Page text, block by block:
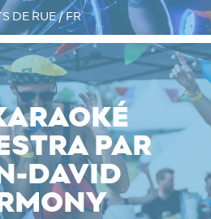
DE RUE / FR
PAR
DAVID